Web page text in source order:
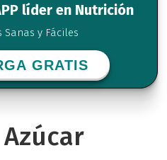
líder en Nutrición
y Fáciles
GRATIS